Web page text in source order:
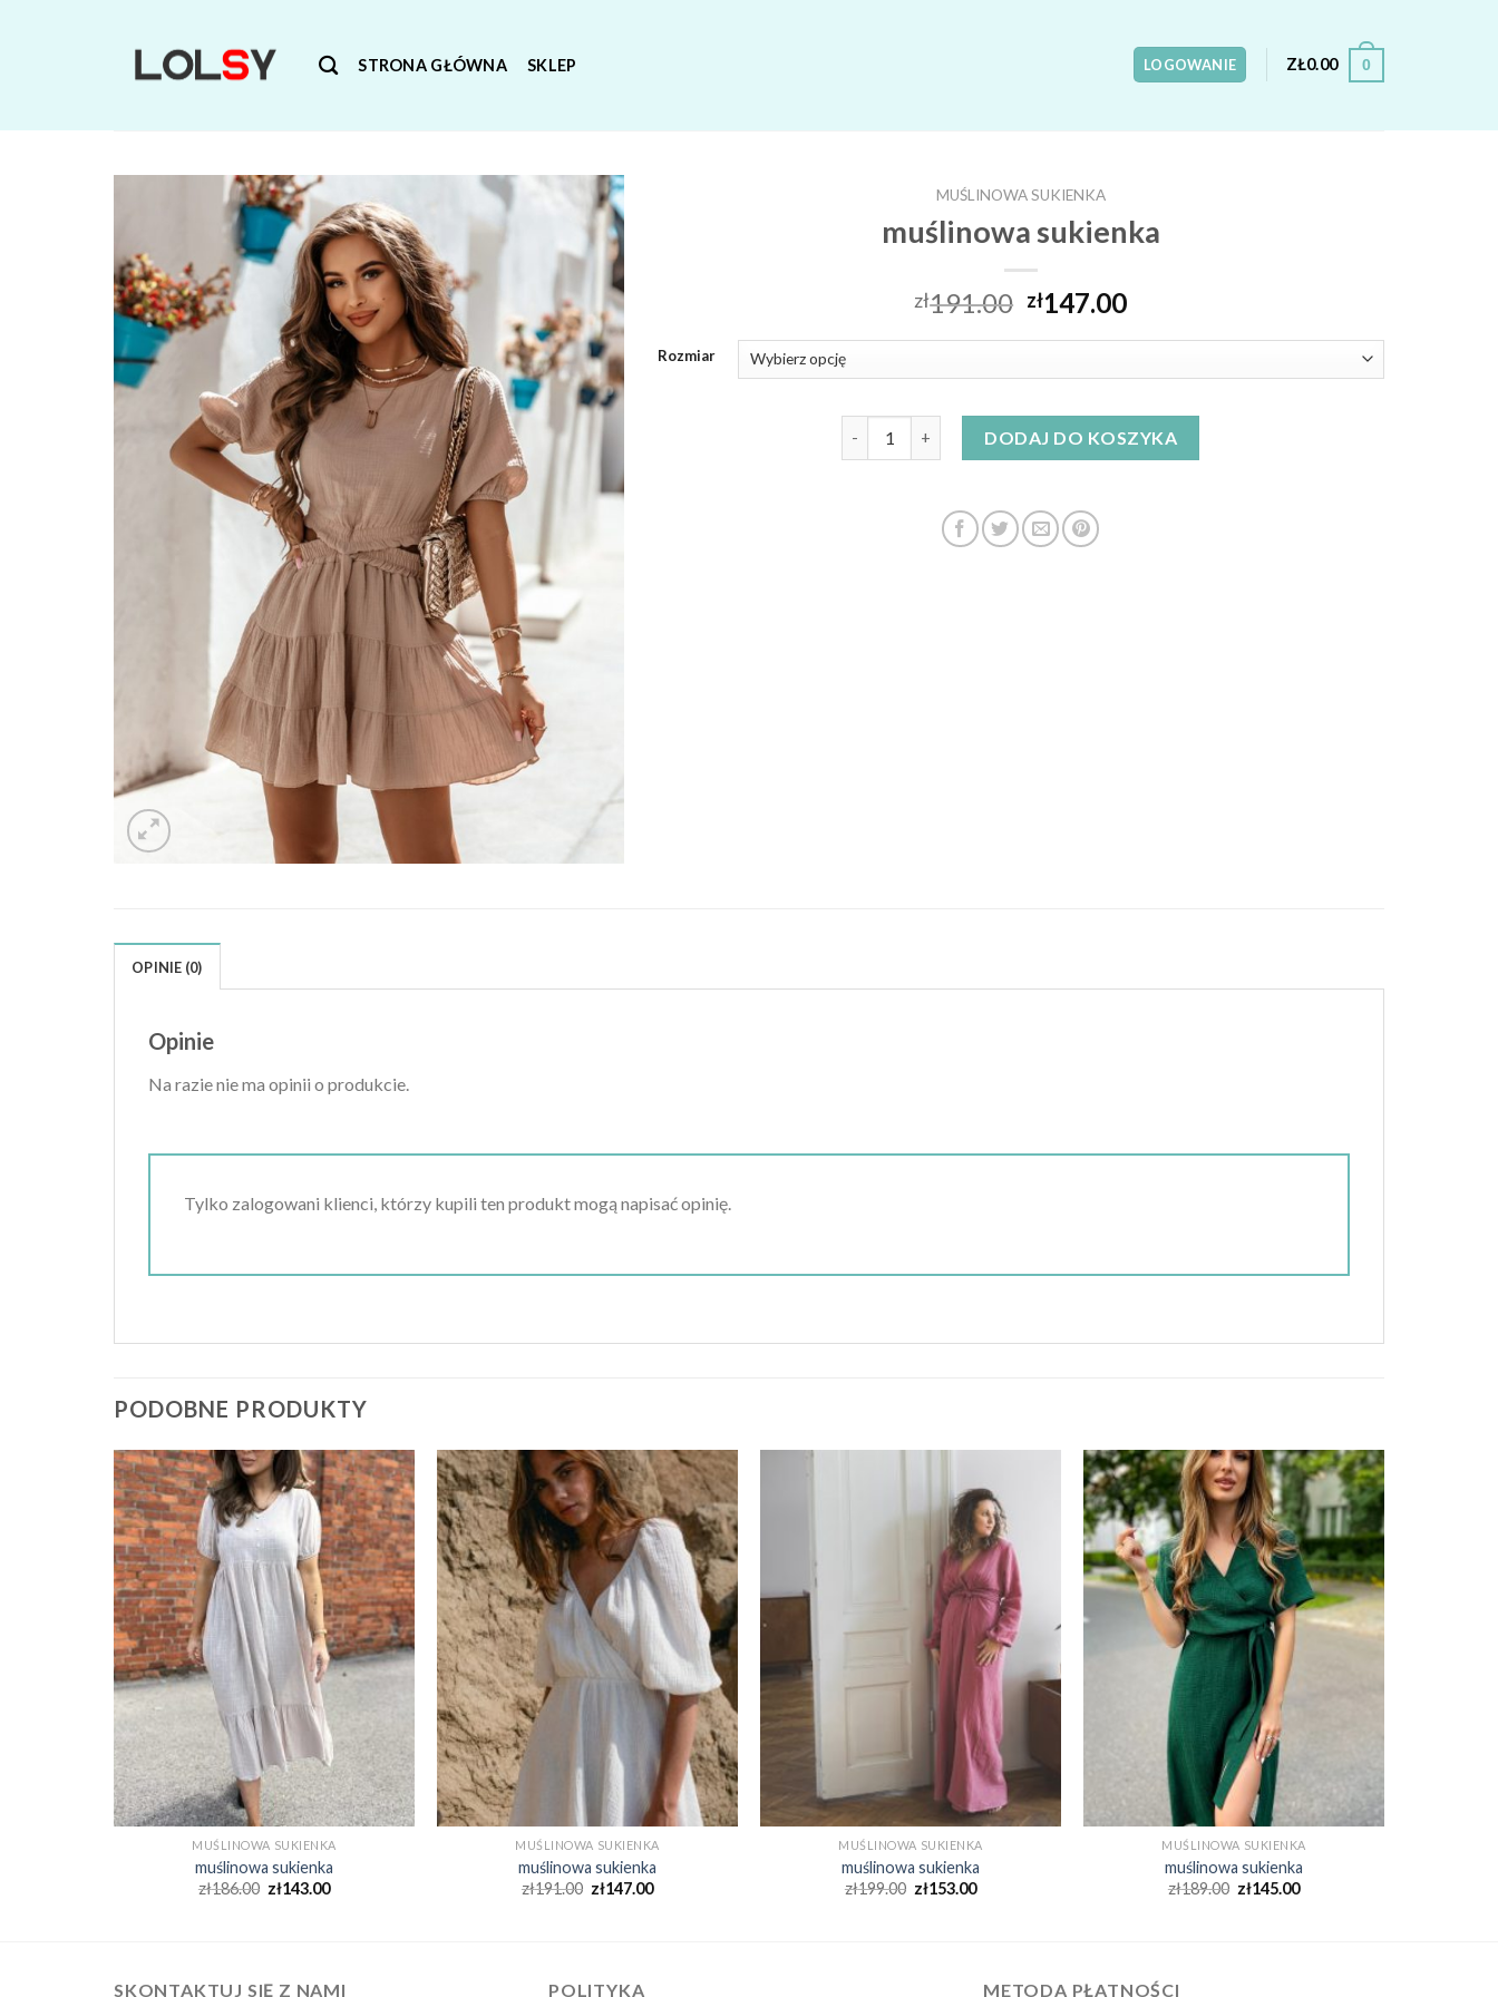
STRONA GŁÓWNA SKLEP LOGOWANIE ZŁ0.00 0
MUŚLINOWA SUKIENKA
muślinowa sukienka
zł191.00 zł147.00
Rozmiar
DODAJ DO KOSZYKA
OPINIE (0)
Opinie
Na razie nie ma opinii o produkcie.
Tylko zalogowani klienci, którzy kupili ten produkt mogą napisać opinię.
PODOBNE PRODUKTY
MUŚLINOWA SUKIENKA
muślinowa sukienka
zł186.00 zł143.00
MUŚLINOWA SUKIENKA
muślinowa sukienka
zł191.00 zł147.00
MUŚLINOWA SUKIENKA
muślinowa sukienka
zł199.00 zł153.00
MUŚLINOWA SUKIENKA
muślinowa sukienka
zł189.00 zł145.00
SKONTAKTUJ SIĘ Z NAMI POLITYKA METODA PŁATNOŚCI